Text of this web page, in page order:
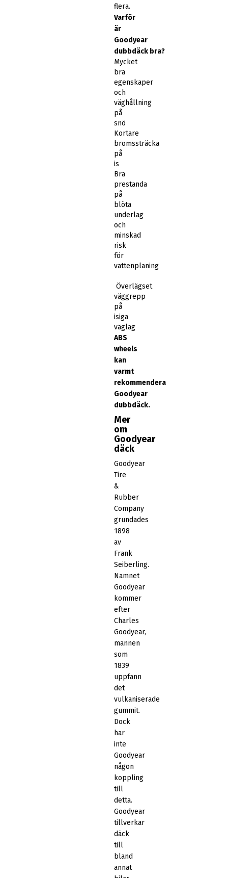
flera.
Varför
är
Goodyear
dubbdäck bra?
Mycket
bra
egenskaper
och
väghållning
på
snö
Kortare
bromssträcka
på
is
Bra
prestanda
på
blöta
underlag
och
minskad
risk
för
vattenplaning
Överlägset
väggrepp
på
isiga
väglag
ABS
wheels
kan
varmt
rekommendera
Goodyear
dubbdäck.
Mer
om
Goodyear
däck
Goodyear
Tire
&
Rubber
Company
grundades
1898
av
Frank
Seiberling.
Namnet
Goodyear
kommer
efter
Charles
Goodyear,
mannen
som
1839
uppfann
det
vulkaniserade
gummit.
Dock
har
inte
Goodyear
någon
koppling
till
detta.
Goodyear
tillverkar
däck
till
bland
annat